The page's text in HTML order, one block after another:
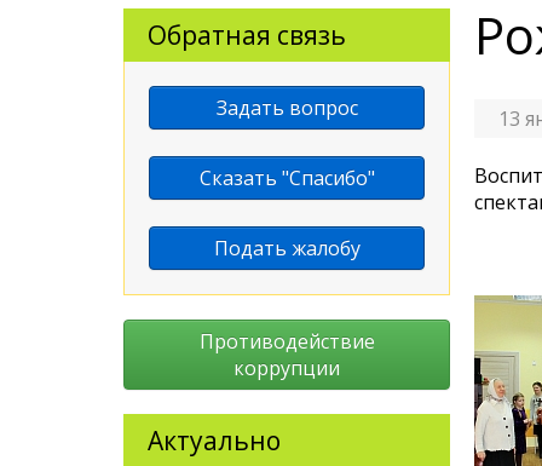
13
Обратная связь
Задать вопрос
Сказать "Спасибо"
Подать жалобу
Противодействие
коррупции
Актуально